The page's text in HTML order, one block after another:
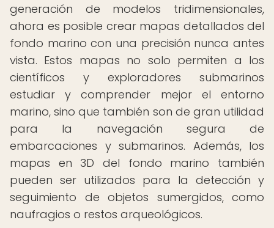
generación de modelos tridimensionales,
ahora es posible crear mapas detallados del
fondo marino con una precisión nunca antes
vista. Estos mapas no solo permiten a los
científicos y exploradores submarinos
estudiar y comprender mejor el entorno
marino, sino que también son de gran utilidad
para la navegación segura de
embarcaciones y submarinos. Además, los
mapas en 3D del fondo marino también
pueden ser utilizados para la detección y
seguimiento de objetos sumergidos, como
naufragios o restos arqueológicos.